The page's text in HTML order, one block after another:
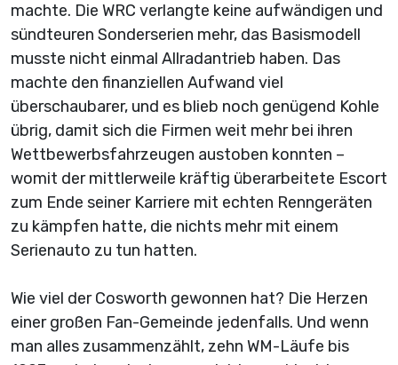
machte. Die WRC verlangte keine aufwändigen und
sündteuren Sonderserien mehr, das Basismodell
musste nicht einmal Allradantrieb haben. Das
machte den finanziellen Aufwand viel
überschaubarer, und es blieb noch genügend Kohle
übrig, damit sich die Firmen weit mehr bei ihren
Wettbewerbsfahrzeugen austoben konnten –
womit der mittlerweile kräftig überarbeitete Escort
zum Ende seiner Karriere mit echten Renngeräten
zu kämpfen hatte, die nichts mehr mit einem
Serienauto zu tun hatten.
Wie viel der Cosworth gewonnen hat? Die Herzen
einer großen Fan-Gemeinde jedenfalls. Und wenn
man alles zusammenzählt, zehn WM-Läufe bis